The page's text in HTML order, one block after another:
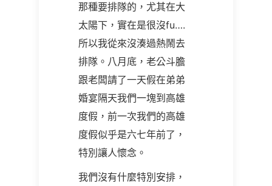
那種要排隊的，尤其在大
太陽下，實在是很沒fu….
所以我從來沒湊過熱鬧去
排隊。八月底，老公斗膽
跟老闆請了一天假在弟弟
婚宴隔天我們一塊到高雄
度假，前一次我們的高雄
度假似乎是六七年前了，
特別讓人懷念。
我們沒有什麼特別安排，